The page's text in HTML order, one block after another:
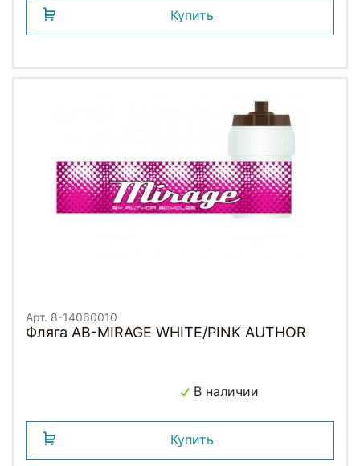
Купить
Арт. 8-14060010
Фляга AB-MIRAGE WHITE/PINK AUTHOR
В наличии
Купить